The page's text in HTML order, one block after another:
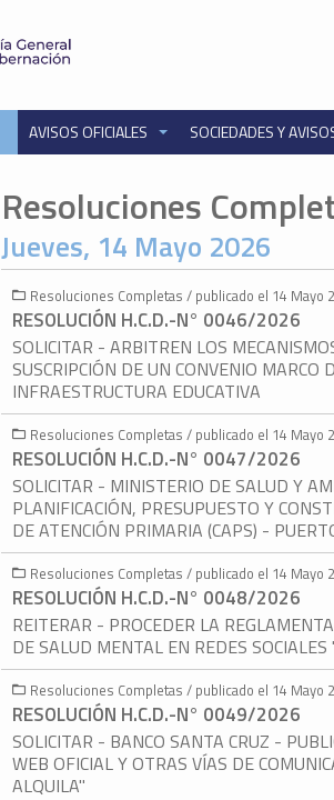
AVISOS OFICIALES SOCIEDADES Y
Resoluciones
Jueves, 14 Mayo 2026
Resoluciones Completas / publicado el 14 Mayo
RESOLUCIÓN H.C.D.-N° 0046/2026
SOLICITAR - ARBITREN LOS
SUSCRIPCIÓN DE UN CONVENIO MARCO
INFRAESTRUCTURA EDUCATIVA
Resoluciones Completas / publicado el 14 Mayo
RESOLUCIÓN H.C.D.-N° 0047/2026
SOLICITAR - MINISTERIO DE SALUD Y
PLANIFICACIÓN, PRESUPUESTO Y
DE ATENCIÓN PRIMARIA (CAPS) -
Resoluciones Completas / publicado el 14 Mayo
RESOLUCIÓN H.C.D.-N° 0048/2026
REITERAR - PROCEDER LA
DE SALUD MENTAL EN REDES
Resoluciones Completas / publicado el 14 Mayo
RESOLUCIÓN H.C.D.-N° 0049/2026
SOLICITAR - BANCO SANTA CRUZ -
WEB OFICIAL Y OTRAS VÍAS DE
ALQUILA"